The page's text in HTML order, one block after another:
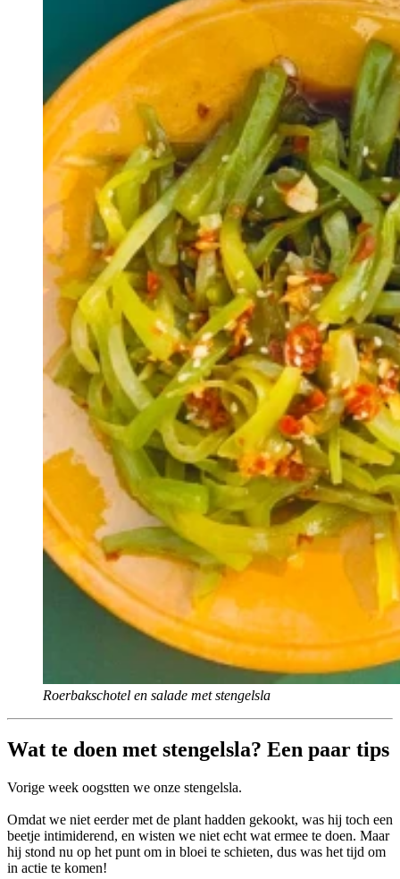
Roerbakschotel en salade met stengelsla
Wat te doen met stengelsla? Een paar tips
Vorige week oogstten we onze stengelsla.
Omdat we niet eerder met de plant hadden gekookt, was hij toch een
beetje intimiderend, en wisten we niet echt wat ermee te doen. Maar
hij stond nu op het punt om in bloei te schieten, dus was het tijd om
in actie te komen!